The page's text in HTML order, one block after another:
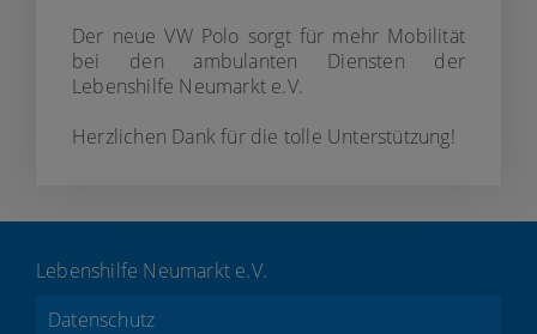
Der neue VW Polo sorgt für mehr Mobilität
bei den ambulanten Diensten der
Lebenshilfe Neumarkt e.V.
Herzlichen Dank für die tolle Unterstützung!
Lebenshilfe Neumarkt e.V.
Datenschutz